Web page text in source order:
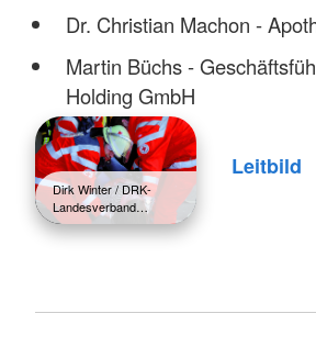
Dr. Christian Machon -
Martin Büchs -
Holding GmbH
Dirk Winter / DRK-
Landesverband…
Leitbild